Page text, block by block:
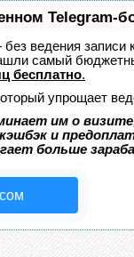
Telegram-
ведения
самый
бесплатно.
упрощает
им о
и
больше